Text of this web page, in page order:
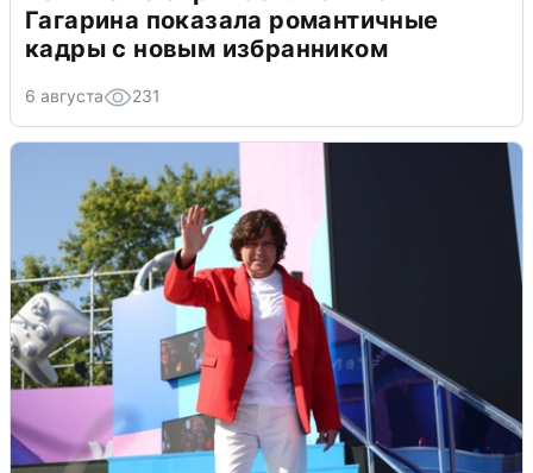
Гагарина показала романтичные
кадры с новым избранником
6 августа 231